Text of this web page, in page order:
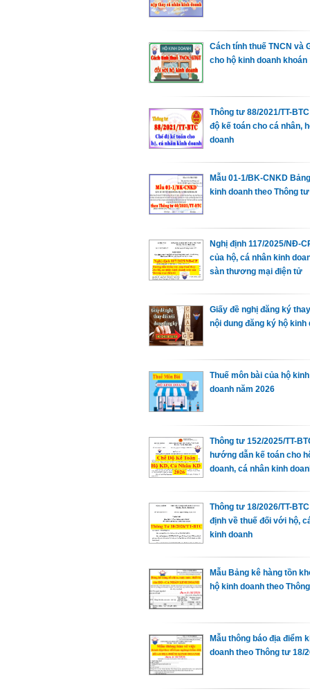
Cách tính thuế TNCN và
cho hộ kinh doanh khoán
Thông tư 88/2021/TT-
độ kế toán cho cá nhân,
doanh
Mẫu 01-1/BK-CNKD
kinh doanh theo Thông
Nghị định 117/2025/NĐ-
của hộ, cá nhân kinh
sàn thương mại điện tử
Giấy đề nghị đăng ký
nội dung đăng ký hộ kinh
Thuế môn bài của hộ kinh
doanh năm 2026
Thông tư 152/2025/TT-
hướng dẫn kế toán cho
doanh, cá nhân kinh
Thông tư 18/2026/TT-
định về thuế đối với hộ,
kinh doanh
Mẫu Bảng kê hàng tồn
hộ kinh doanh theo
Mẫu thông báo địa điểm
doanh theo Thông tư 18/